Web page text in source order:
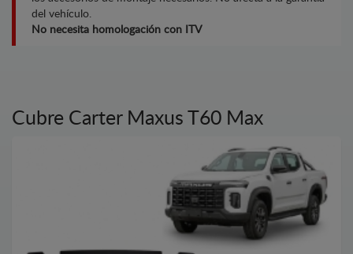
del vehículo.
No necesita homologación con ITV
Cubre Carter Maxus T60 Max